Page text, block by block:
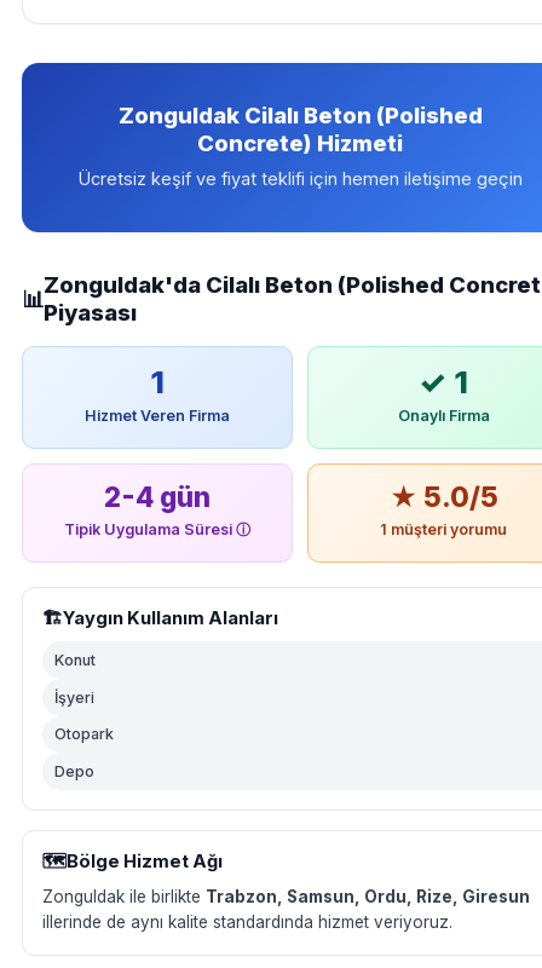
Zonguldak Cilalı Beton (Polished
Concrete) Hizmeti
Ücretsiz keşif ve fiyat teklifi için hemen iletişime geçin
📊
Zonguldak'da Cilalı Beton (Polished
Piyasası
1
Hizmet Veren Firma
✓ 1
Onaylı Firma
2-4 gün
Tipik Uygulama Süresi ⓘ
★ 5.0/5
1 müşteri yorumu
🏗️Yaygın Kullanım Alanları
Konut
İşyeri
Otopark
Depo
🗺️Bölge Hizmet Ağı
Zonguldak ile birlikte Trabzon, Samsun, Ordu, Rize, Giresun
illerinde de aynı kalite standardında hizmet veriyoruz.